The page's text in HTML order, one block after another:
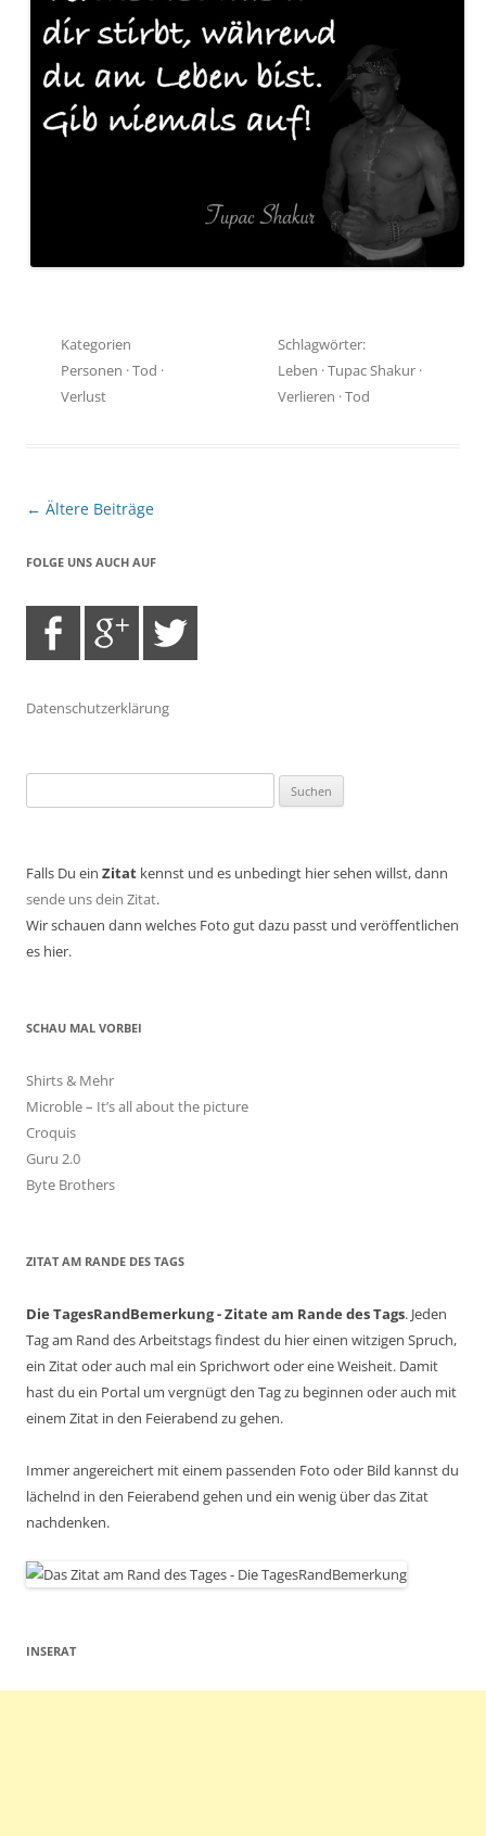
Kategorien
Personen ·Tod ·
Verlust
Schlagwörter:
Leben ·Tupac Shakur ·
Verlieren ·Tod
Beitragsnavigation
← Ältere Beiträge
FOLGE UNS AUCH AUF
Datenschutzerklärung
nach:
Falls Du ein Zitat kennst und es unbedingt hier sehen willst, dann
sende uns dein Zitat.
Wir schauen dann welches Foto gut dazu passt und veröffentlichen
es hier.
SCHAU MAL VORBEI
Shirts & Mehr
Microble – It’s all about the picture
Croquis
Guru 2.0
Byte Brothers
ZITAT AM RANDE DES TAGS
Die TagesRandBemerkung - Zitate am Rande des Tags. Jeden
Tag am Rand des Arbeitstags findest du hier einen witzigen Spruch,
ein Zitat oder auch mal ein Sprichwort oder eine Weisheit. Damit
hast du ein Portal um vergnügt den Tag zu beginnen oder auch mit
einem Zitat in den Feierabend zu gehen.
Immer angereichert mit einem passenden Foto oder Bild kannst du
lächelnd in den Feierabend gehen und ein wenig über das Zitat
nachdenken.
INSERAT